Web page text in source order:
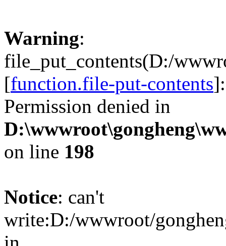
Warning:
file_put_contents(D:/
[function.file-put-contents
Permission denied in
on line 198
Notice: can't
write:D:/wwwroot/